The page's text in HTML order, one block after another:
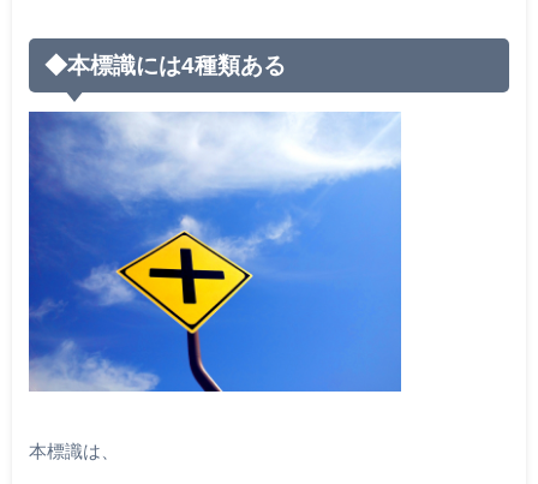
◆本標識には4種類ある
本標識は、